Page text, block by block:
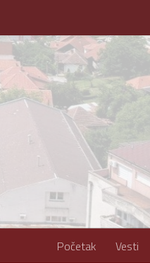
Početak Vesti